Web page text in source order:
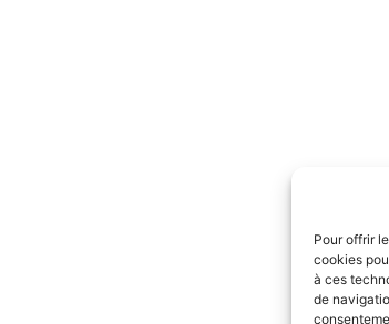
Pour offrir
cookies
à ces
de